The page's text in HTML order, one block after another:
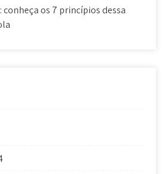
conheça os 7 princípios dessa